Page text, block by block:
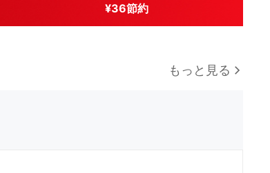
¥36節約
もっと見る